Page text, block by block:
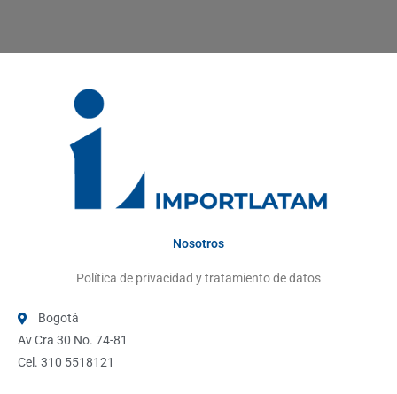
Nosotros
Política de privacidad y tratamiento de datos
Bogotá
Av Cra 30 No. 74-81
Cel. 310 5518121